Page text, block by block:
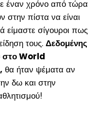
έναν χρόνο από τώρα
πίστα να είναι
είμαστε σίγουροι πως
τους. Δεδομένης
στο World
θα ήταν ψέματα αν
δω και στην